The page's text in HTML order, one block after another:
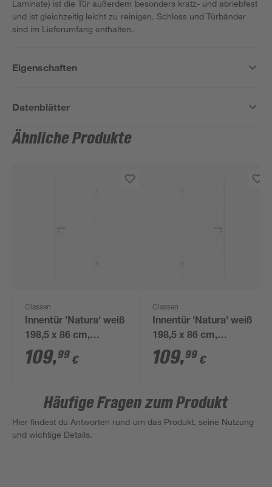
Laminate) ist die Tür außerdem besonders kratz- und abriebfest
und ist gleichzeitig leicht zu reinigen. Schloss und Türbänder
sind im Lieferumfang enthalten.
Eigenschaften
Datenblätter
Ähnliche Produkte
Classen
Innentür 'Natura' weiß
198,5 x 86 cm,
Rechtsanschlag
109,99 €
Classen
Innentür 'Natura' weiß
198,5 x 86 cm,
Linksanschlag
109,99 €
Häufige Fragen zum Produkt
Hier findest du Antworten rund um das Produkt, seine Nutzung
und wichtige Details.